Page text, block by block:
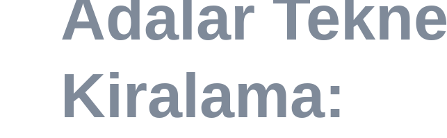
Adalar Tekne
Kiralama: